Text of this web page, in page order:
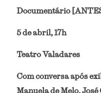
Documentário
5 de abril, 17h
Teatro Valadares
Com conversa após
Manuela de Melo,